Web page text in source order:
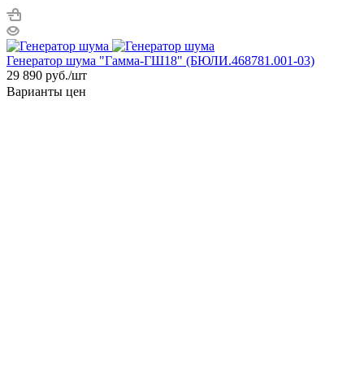
Генератор шума "Гамма-ГШ18" (БЮЛИ.468781.001-03)
29 890 руб./шт
Варианты цен